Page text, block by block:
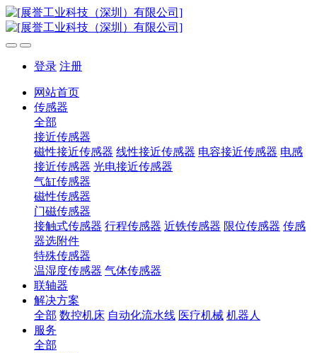
登录 注册
网站首页
传感器
全部
接近传感器
磁性接近传感器 线性接近传感器 电容接近传感器 电感
接近传感器 光电接近传感器
气缸传感器
磁性传感器
门磁传感器
接触式传感器 行程传感器 近铁传感器 限位传感器 传感
器选附件
特殊传感器
温湿度传感器 气体传感器
联轴器
解决方案
全部 数控机床 自动化流水线 医疗机械 机器人
服务
全部